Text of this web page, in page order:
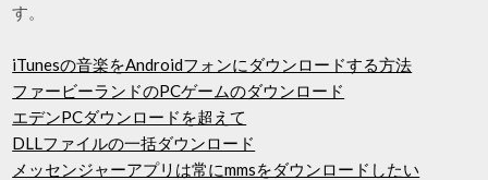
す。
iTunesの音楽をAndroidフォンにダウンロードする方法
ファービーランドのPCゲームのダウンロード
エデンPCダウンロードを超えて
DLLファイルの一括ダウンロード
メッセンジャーアプリは常にmmsをダウンロードしたい